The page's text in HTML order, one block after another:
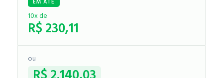
10x de
R$230,11
ou